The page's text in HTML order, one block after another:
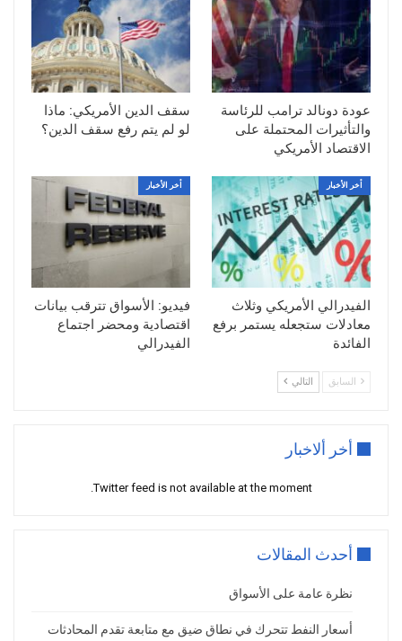
عودة دونالد ترامب للرئاسة
والتأثيرات المحتملة على
الاقتصاد الأمريكي
سقف الدين الأمريكي: ماذا
لو لم يتم رفع سقف الدين؟
أخر الأخبار
الفيدرالي الأمريكي وثلاث
معادلات ستجعله يستمر برفع
الفائدة
أخر الأخبار
فيديو: الأسواق تترقب بيانات
اقتصادية ومحضر اجتماع
الفيدرالي
السابق التالي
أخر ألاخبار
Twitter feed is not available at the moment.
أحدث المقالات
نظرة عامة على الأسواق
أسعار النفط تتحرك في نطاق ضيق مع متابعة تقدم المحادثات